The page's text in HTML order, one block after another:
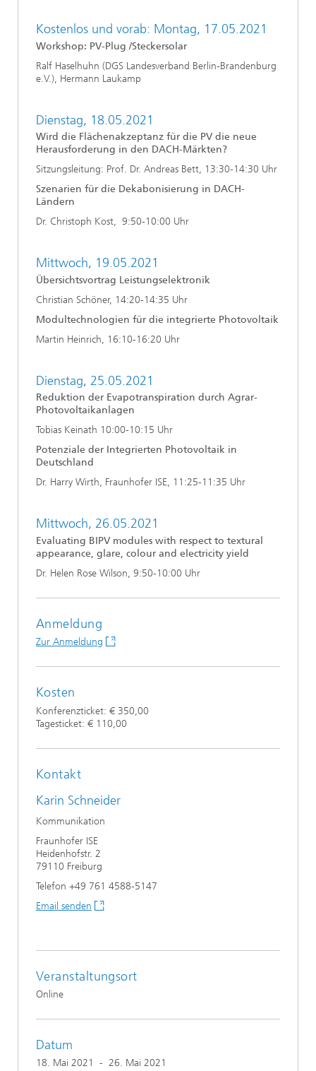
Kostenlos und vorab: Montag, 17.05.2021
Workshop: PV-Plug /Steckersolar
Ralf Haselhuhn (DGS Landesverband Berlin-Brandenburg
e.V.), Hermann Laukamp
Dienstag, 18.05.2021
Wird die Flächenakzeptanz für die PV die neue
Herausforderung in den DACH-Märkten?
Sitzungsleitung: Prof. Dr. Andreas Bett, 13:30-14:30 Uhr
Szenarien für die Dekabonisierung in DACH-
Ländern
Dr. Christoph Kost, 9:50-10:00 Uhr
Mittwoch, 19.05.2021
Übersichtsvortrag Leistungselektronik
Christian Schöner, 14:20-14:35 Uhr
Modultechnologien für die integrierte Photovoltaik
Martin Heinrich, 16:10-16:20 Uhr
Dienstag, 25.05.2021
Reduktion der Evapotranspiration durch Agrar-
Photovoltaikanlagen
Tobias Keinath 10:00-10:15 Uhr
Potenziale der Integrierten Photovoltaik in
Deutschland
Dr. Harry Wirth, Fraunhofer ISE, 11:25-11:35 Uhr
Mittwoch, 26.05.2021
Evaluating BIPV modules with respect to textural
appearance, glare, colour and electricity yield
Dr. Helen Rose Wilson, 9:50-10:00 Uhr
Anmeldung
Zur Anmeldung
Kosten
Konferenzticket: € 350,00
Tagesticket: € 110,00
Kontakt
Karin Schneider
Kommunikation
Fraunhofer ISE
Heidenhofstr. 2
79110 Freiburg
Telefon +49 761 4588-5147
Email senden
Veranstaltungsort
Online
Datum
18. Mai 2021 - 26. Mai 2021